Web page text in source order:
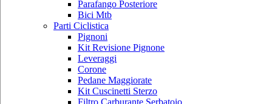
Parafango Posteriore
Bici Mtb
Parti Ciclistica
Pignoni
Kit Revisione Pignone
Leveraggi
Corone
Pedane Maggiorate
Kit Cuscinetti Sterzo
Filtro Carburante Serbatoio